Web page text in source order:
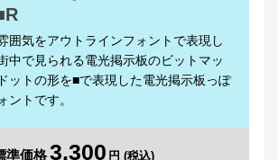
囲気をアウトラインフォントで表現し
中で見られる電光掲示板のビットマッ
ットの形を■で表現した電光掲示板っぽ
ントです。
準価格 3,300